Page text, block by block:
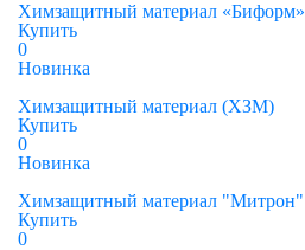
Химзащитный материал «Биформ»
Купить
0
Новинка
Химзащитный материал (ХЗМ)
Купить
0
Новинка
Химзащитный материал "Митрон"
Купить
0